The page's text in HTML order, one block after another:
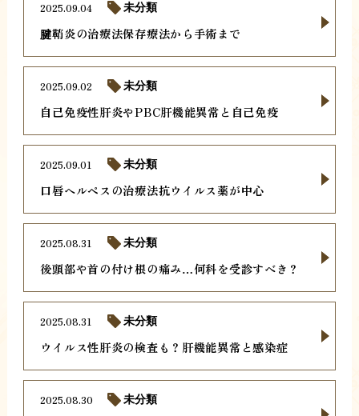
腱鞘炎の治療法保存療法から手術まで
2025.09.04 未分類
自己免疫性肝炎やPBC肝機能異常と自己免疫
2025.09.02 未分類
口唇ヘルペスの治療法抗ウイルス薬が中心
2025.09.01 未分類
後頭部や首の付け根の痛み…何科を受診すべき？
2025.08.31 未分類
ウイルス性肝炎の検査も？肝機能異常と感染症
2025.08.31 未分類
2025.08.30 未分類